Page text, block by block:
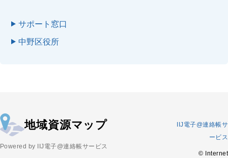
サポート窓口
中野区役所
地域資源マップ
Powered by IIJ電子@連絡帳サービス
IIJ電子@連絡帳サ
ービス
© Internet